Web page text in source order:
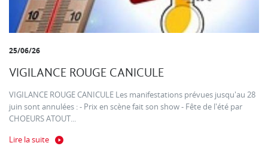
25/06/26
VIGILANCE ROUGE CANICULE
VIGILANCE ROUGE CANICULE Les manifestations prévues jusqu'au 28
juin sont annulées : - Prix en scène fait son show - Fête de l'été par
CHOEURS ATOUT...
Lire la suite